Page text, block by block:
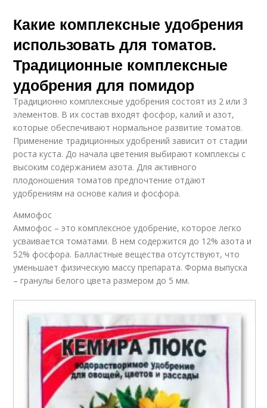
Какие комплексные удобрения
использовать для томатов.
Традиционные комплексные
удобрения для помидор
Традиционно комплексные удобрения состоят из 2 или 3
элементов. В их состав входят фосфор, калий и азот,
которые обеспечивают нормальное развитие томатов.
Применение традиционных удобрений зависит от стадии
роста куста. До начала цветения выбирают комплексы с
высоким содержанием азота. Для активного
плодоношения томатов предпочтение отдают
удобрениям на основе калия и фосфора.
Аммофос
Аммофос – это комплексное удобрение, которое легко
усваивается томатами. В нем содержится до 12% азота и
52% фосфора. Балластные вещества отсутствуют, что
уменьшает физическую массу препарата. Форма выпуска
– гранулы белого цвета размером до 5 мм.